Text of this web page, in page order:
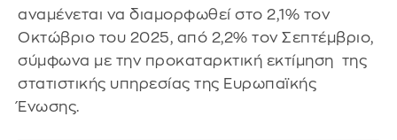
αναμένεται να διαμορφωθεί στο 2,1% τον
Οκτώβριο του 2025, από 2,2% τον Σεπτέμβριο,
σύμφωνα με την προκαταρκτική εκτίμηση της
στατιστικής υπηρεσίας της Ευρωπαϊκής
Ένωσης.